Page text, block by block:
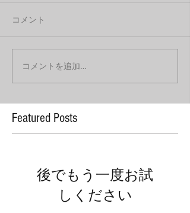
コメント
コメントを追加…
Featured Posts
後でもう一度お試
しください